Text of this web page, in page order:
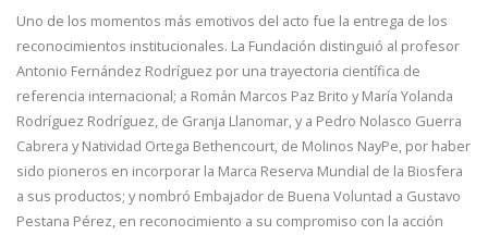
Uno de los momentos más emotivos del acto fue la entrega de los
reconocimientos institucionales. La Fundación distinguió al profesor
Antonio Fernández Rodríguez por una trayectoria científica de
referencia internacional; a Román Marcos Paz Brito y María Yolanda
Rodríguez Rodríguez, de Granja Llanomar, y a Pedro Nolasco Guerra
Cabrera y Natividad Ortega Bethencourt, de Molinos NayPe, por haber
sido pioneros en incorporar la Marca Reserva Mundial de la Biosfera
a sus productos; y nombró Embajador de Buena Voluntad a Gustavo
Pestana Pérez, en reconocimiento a su compromiso con la acción